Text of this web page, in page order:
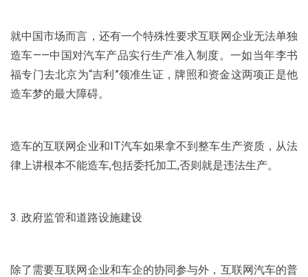
就中国市场而言，还有一个特殊性要求互联网企业无法单独
造车——中国对汽车产品实行生产准入制度。一如当年李书
福专门去北京为“吉利”领准生证，牌照和资金这两项正是他
造车梦的最大障碍。
造车的互联网企业和IT汽车如果拿不到整车生产资质，从法
律上讲根本不能造车,包括委托加工,否则就是违法生产。
3. 政府监管和道路设施建设
除了需要互联网企业和车企的协同参与外，互联网汽车的普